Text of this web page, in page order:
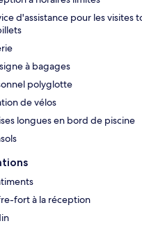
d'assistance pour les visites
à bagages
polyglotte
de vélos
longues en bord de piscine
fort à la réception